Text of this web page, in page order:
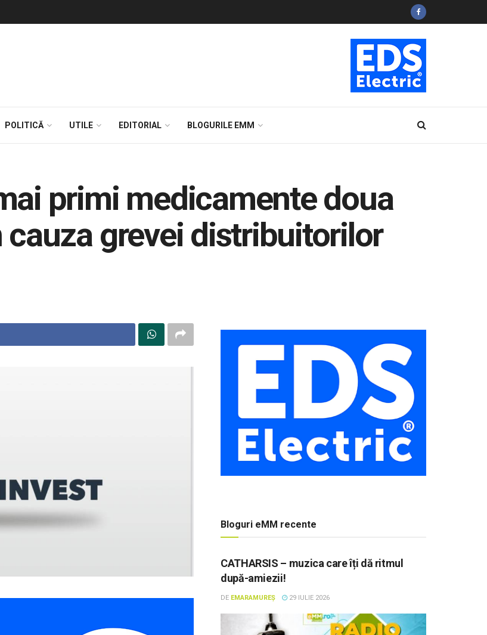
POLITICĂ UTILE EDITORIAL BLOGURILE EMM
primi medicamente doua
grevei distribuitorilor
Bloguri eMM recente
CATHARSIS – muzica care îți dă ritmul
după-amiezii!
DE EMARAMUREȘ 29 IULIE 2026